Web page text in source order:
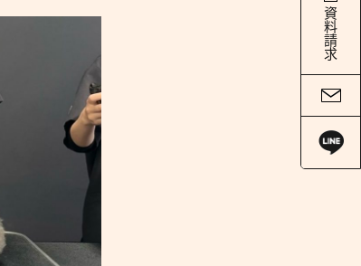
パートナー犬制度
資料請求